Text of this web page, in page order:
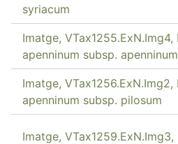
syriacum
Imatge, VTax1255.ExN.Img4,
apenninum subsp. apenninum
Imatge, VTax1256.ExN.Img2,
apenninum subsp. pilosum
Imatge,